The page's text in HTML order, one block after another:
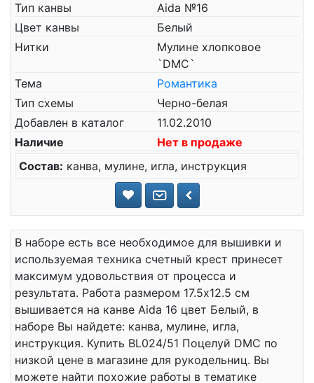
Тип канвы
Aida №16
Цвет канвы
Белый
Нитки
Мулине хлопковое
`DMC`
Тема
Романтика
Тип схемы
Черно-белая
Добавлен в каталог
11.02.2010
Наличие
Нет в продаже
Состав: канва, мулине, игла, инструкция
В наборе есть все необходимое для вышивки и
используемая техника счетный крест принесет
максимум удовольствия от процесса и
результата. Работа размером 17.5x12.5 см
вышивается на канве Aida 16 цвет Белый, в
наборе Вы найдете: канва, мулине, игла,
инструкция. Купить BL024/51 Поцелуй DMC по
низкой цене в магазине для рукодельниц. Вы
можете найти похожие работы в тематике